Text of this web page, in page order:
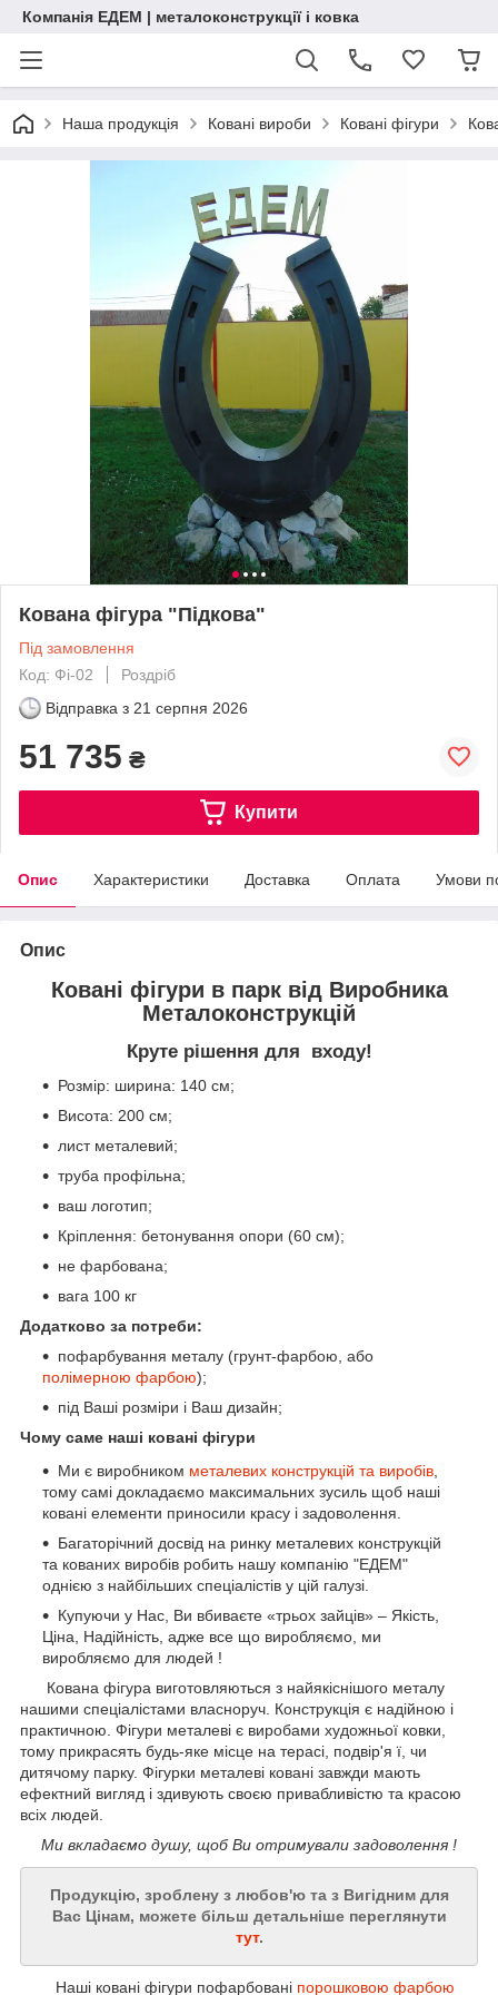
Компанія ЕДЕМ | металоконструкції і ковка
Наша продукція Ковані вироби Ковані фігури
Кована фігура "Підкова"
Під замовлення
Код: Фі-02
Роздріб
Відправка з 21 серпня 2026
51 735 ₴
Купити
Опис Характеристики Доставка Оплата Умови
Опис
Ковані фігури в парк від Виробника
Металоконструкцій
Круте рішення для входу!
Розмір: ширина: 140 см;
Висота: 200 см;
лист металевий;
труба профільна;
ваш логотип;
Кріплення: бетонування опори (60 см);
не фарбована;
вага 100 кг
Додатково за потреби:
пофарбування металу (грунт-фарбою, або
полімерною фарбою);
під Ваші розміри і Ваш дизайн;
Чому саме наші ковані фігури
Ми є виробником металевих конструкцій та виробів
тому самі докладаємо максимальних зусиль щоб наші
ковані елементи приносили красу і задоволення.
Багаторічний досвід на ринку металевих конструкцій
та кованих виробів робить нашу компанію "ЕДЕМ"
однією з найбільших спеціалістів у цій галузі.
Купуючи у Нас, Ви вбиваєте «трьох зайців» – Якість,
Ціна, Надійність, адже все що виробляємо, ми
виробляємо для людей !
Кована фігура виготовляються з найякіснішого металу
нашими спеціалістами власноруч. Конструкція є надійною і
практичною. Фігури металеві є виробами художньої ковки,
тому прикрасять будь-яке місце на терасі, подвір'я ї, чи
дитячому парку. Фігурки металеві ковані завжди мають
ефектний вигляд і здивують своєю привабливістю та красою
всіх людей.
Ми вкладаємо душу, щоб Ви отримували задоволення !
Продукцію, зроблену з любов'ю та з Вигідним для
Вас Цінам, можете більш детальніше переглянути
тут.
Наші ковані фігури пофарбовані порошковою фарбою